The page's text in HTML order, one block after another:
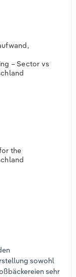
– Sector vs
the
sowohl
sehr